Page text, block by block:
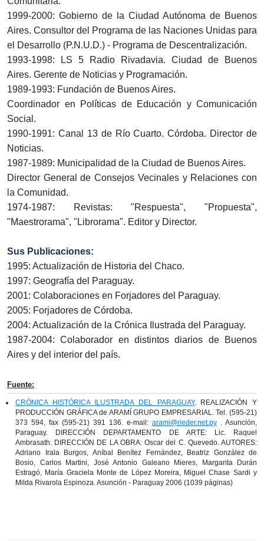
1999-2000: Gobierno de la Ciudad Autónoma de Buenos
Aires. Consultor del Programa de las Naciones Unidas para
el Desarrollo (P.N.U.D.) - Programa de Descentralización.
1993-1998: LS 5 Radio Rivadavia. Ciudad de Buenos
Aires. Gerente de Noticias y Programación.
1989-1993: Fundación de Buenos Aires.
Coordinador en Políticas de Educación y Comunicación
Social.
1990-1991: Canal 13 de Río Cuarto. Córdoba. Director de
Noticias.
1987-1989: Municipalidad de la Ciudad de Buenos Aires.
Director General de Consejos Vecinales y Relaciones con
la Comunidad.
1974-1987: Revistas: "Respuesta", "Propuesta",
"Maestrorama", "Librorama". Editor y Director.
Sus Publicaciones:
1995: Actualización de Historia del Chaco.
1997: Geografía del Paraguay.
2001: Colaboraciones en Forjadores del Paraguay.
2005: Forjadores de Córdoba.
2004: Actualización de la Crónica Ilustrada del Paraguay.
1987-2004: Colaborador en distintos diarios de Buenos
Aires y del interior del país.
Fuente:
CRÓNICA HISTÓRICA ILUSTRADA DEL PARAGUAY. REALIZACIÓN Y
PRODUCCIÓN GRÁFICA de ARAMÍ GRUPO EMPRESARIAL. Tel. (595-21)
373 594, fax (595-21) 391 136. e-mail: arami@rieder.net.py . Asunción,
Paraguay. DIRECCIÓN DEPARTAMENTO DE ARTE: Lic. Raquel
Ambrasath. DIRECCIÓN DE LA OBRA: Oscar del C. Quevedo. AUTORES:
Adriano Irala Burgos, Aníbal Benítez Fernández, Beatriz González de
Bosio, Carlos Martini, José Antonio Galeano Mieres, Margarita Durán
Estragó, María Graciela Monte de López Moreira, Miguel Chase Sardi y
Milda Rivarola Espinoza. Asunción - Paraguay 2006 (1039 páginas)